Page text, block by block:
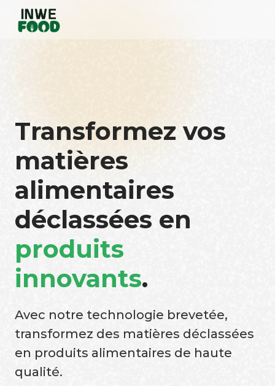
Transformez vos
matières
alimentaires
déclassées en
produits
innovants.
Avec notre technologie brevetée,
transformez des matières déclassées
en produits alimentaires de haute
qualité.